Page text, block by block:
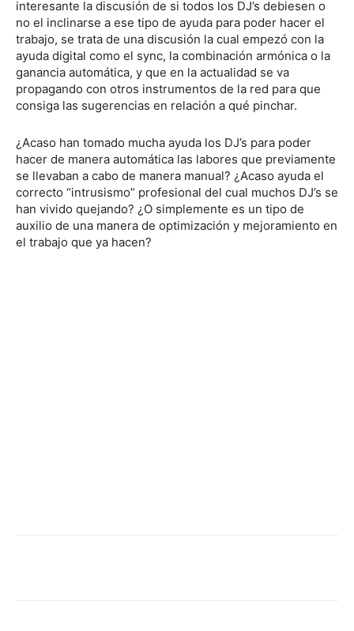
interesante la discusión de si todos los DJ’s debiesen o
no el inclinarse a ese tipo de ayuda para poder hacer el
trabajo, se trata de una discusión la cual empezó con la
ayuda digital como el sync, la combinación armónica o la
ganancia automática, y que en la actualidad se va
propagando con otros instrumentos de la red para que
consiga las sugerencias en relación a qué pinchar.
¿Acaso han tomado mucha ayuda los DJ’s para poder
hacer de manera automática las labores que previamente
se llevaban a cabo de manera manual? ¿Acaso ayuda el
correcto “intrusismo” profesional del cual muchos DJ’s se
han vivido quejando? ¿O simplemente es un tipo de
auxilio de una manera de optimización y mejoramiento en
el trabajo que ya hacen?